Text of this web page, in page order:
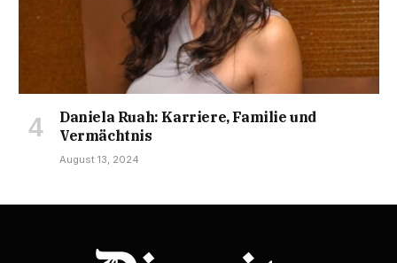
Daniela Ruah: Karriere, Familie und
Vermächtnis
August 13, 2024